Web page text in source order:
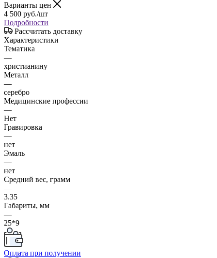
Варианты цен
4 500 руб./шт
Подробности
Рассчитать доставку
Характеристики
Тематика
—
христианину
Металл
—
серебро
Медицинские профессии
—
Нет
Гравировка
—
нет
Эмаль
—
нет
Средний вес, грамм
—
3.35
Габариты, мм
—
25*9
Оплата при получении